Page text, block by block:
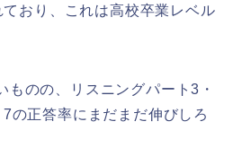
おり、これは高校卒業レベル
ものの、リスニングパート3・
の正答率にまだまだ伸びしろ